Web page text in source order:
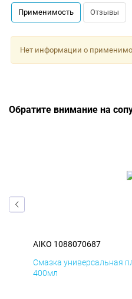
Применимость Отзывы
Нет информации о
Обратите внимание на
AIKO 1088070687
Смазка универсальная
400мл